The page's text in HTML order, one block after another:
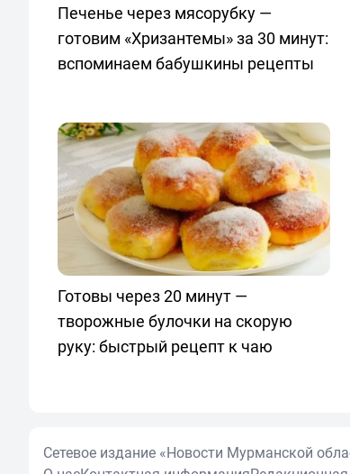
Печенье через мясорубку —
готовим «Хризантемы» за 30 минут:
вспоминаем бабушкины рецепты
Готовы через 20 минут —
творожные булочки на скорую
руку: быстрый рецепт к чаю
Сетевое издание «Новости Мурманской